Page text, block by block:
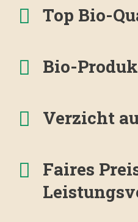
Top Bio-
Bio-
Verzicht
Faires